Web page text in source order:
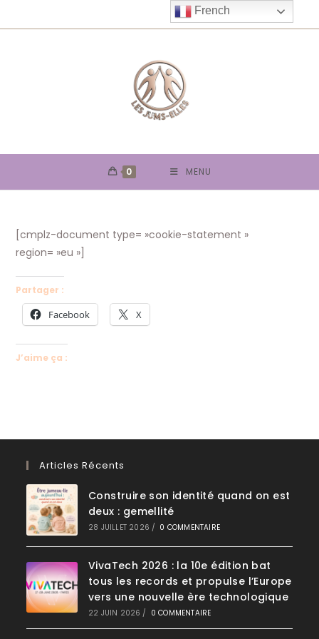
to
0 MENU
[cmplz-document type= »cookie-statement »
region= »eu »]
Partager :
Facebook X
J’aime ça :
Articles Récents
Construire son identité quand on est
deux : gemellité
28 JUILLET 2026 / 0 COMMENTAIRE
VivaTech 2026 : la 10e édition bat
tous les records et propulse l’Europe
vers une nouvelle ère technologique
22 JUIN 2026 / 0 COMMENTAIRE
French